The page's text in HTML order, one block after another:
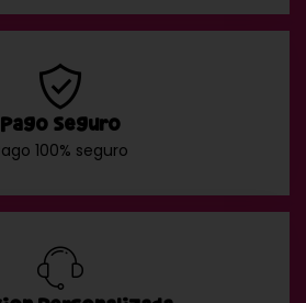
Pago Seguro
100% seguro